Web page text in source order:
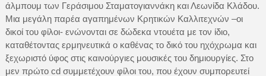
άλμπουμ των Γεράσιμου Σταματογιαννάκη και Λεωνίδα Κλάδου.
Μια μεγάλη παρέα αγαπημένων Κρητικών Καλλιτεχνών –οι
δικοί του φίλοι- ενώνονται σε δώδεκα ντουέτα με τον ίδιο,
καταθέτοντας ερμηνευτικά ο καθένας το δικό του ηχόχρωμα και
ξεχωριστό ύφος στις καινούργιες μουσικές του δημιουργίες. Στο
μεν πρώτο cd συμμετέχουν φίλοι του, που έχουν συμπορευτεί